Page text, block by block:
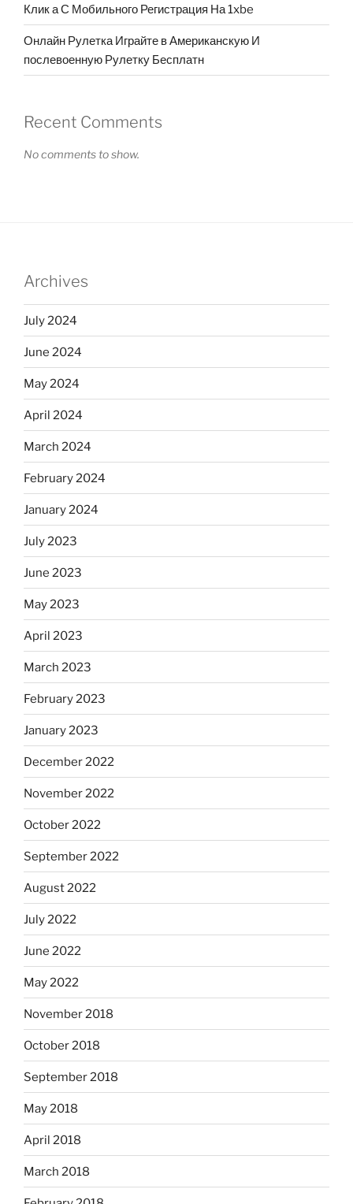
Клик а С Мобильного Регистрация На 1xbe
Онлайн Рулетка Играйте в Американскую И
послевоенную Рулетку Бесплатн
Recent Comments
No comments to show.
Archives
July 2024
June 2024
May 2024
April 2024
March 2024
February 2024
January 2024
July 2023
June 2023
May 2023
April 2023
March 2023
February 2023
January 2023
December 2022
November 2022
October 2022
September 2022
August 2022
July 2022
June 2022
May 2022
November 2018
October 2018
September 2018
May 2018
April 2018
March 2018